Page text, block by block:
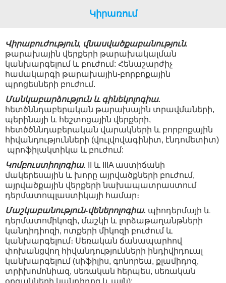
Կիրառում
Վիրաբուժություն, վնասվածքաբանություն.
թարախային վերքերի թարախակալման
կանխարգելում և բուժում: Հենաշարժիչ
համակարգի թարախային-բորբոքային
պրոցեսների բուժում.
Մանկաբարձություն և գինեկոլոգիա.
հետծննդաբերական թարախային տրավմաների,
պերինայի և հեշտոցային վերքերի,
հետծծննդաբերական վարակների և բորբոքային
հիվանդությունների (վուլվովագինիտ, էնդոմետիտ)
պրոֆիլակտիկա և բուժում:
Կոմբուստիոլոգիա.
II և IIIA աստիճանի
մակերեսային և խորը այրվածքների բուժում,
այրվածքային վերքերի նախապատրաստում
դերմատոպլաստիկայի համար։
Մաշկաբանություն-վեներոլոգիա. պիոդերմայի և
դերմատոմիկոզի, մաշկի և լորձաթաղանթների
կանդիդիոզի, ոտքերի միկոզի բուժում և
կանխարգելում։ Սեռական ճանապարհով
փոխանցվող հիվանդությունների ինդիվիդուալ ​​
կանխարգելում (սիֆիլիս, գոնորեա, քլամիդոզ,
տրիխոմոնիազ, սեռական հերպես, սեռական
օրգանների կանդիդոզ և այլն):